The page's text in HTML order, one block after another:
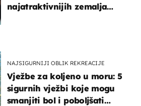
NAJSIGURNIJI OBLIK REKREACIJE
Vježbe za koljeno u moru: 5
sigurnih vježbi koje mogu
smanjiti bol i poboljšati
najatraktivnijih zemalja